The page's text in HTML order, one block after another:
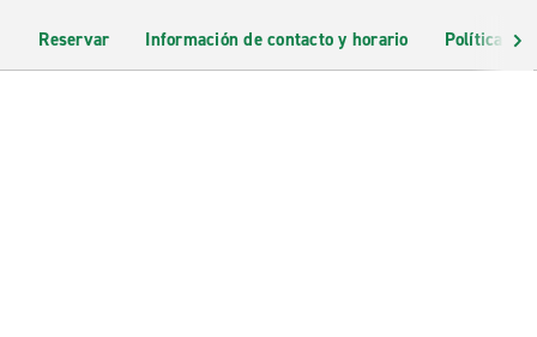
Reservar Información de contacto y horario Políticas